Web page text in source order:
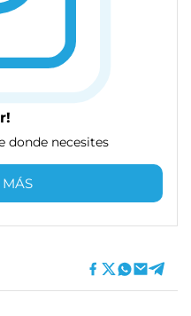
donde necesites